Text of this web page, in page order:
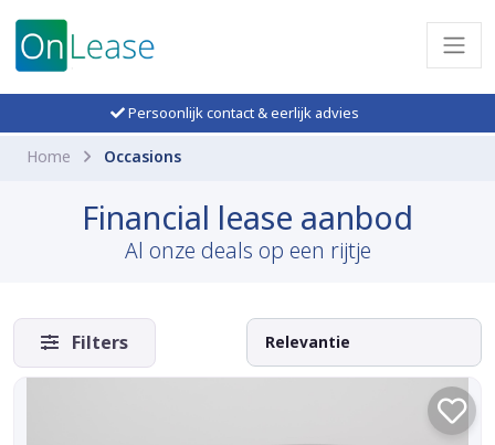
Persoonlijk contact & eerlijk advies
Home Occasions
Financial lease aanbod
Al onze deals op een rijtje
Filters